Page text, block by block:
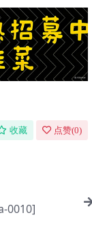
收藏 点赞(0)
0010]